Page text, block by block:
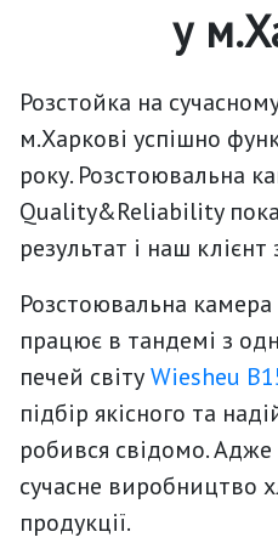
у
Розстойка на
м.Харкові успішно
року. Розстоювальна
Quality&Reliability
результат і наш
Розстоювальна камера
працює в тандемі з
печей світуWiesheu
підбір якісного та
робився свідомо.
сучасне виробництво
продукції.